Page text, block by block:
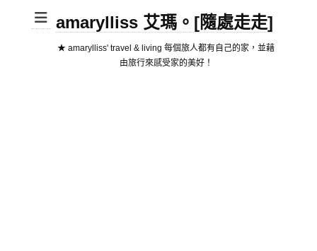
amarylliss 艾瑪。[隨處走走]
★ amarylliss' travel & living 每個旅人都有自己的家，並藉
由旅行來感受家的美好！